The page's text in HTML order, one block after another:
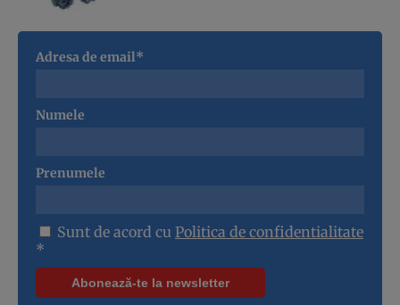
Adresa de email*
Numele
Prenumele
Sunt de acord cu Politica de confidentialitate
*